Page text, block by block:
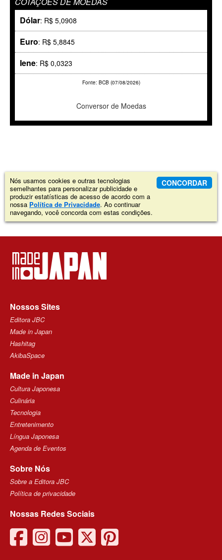
Dólar: R$ 5,0908
Euro: R$ 5,8845
Iene: R$ 0,0323
Fonte: BCB (07/08/2026)
Conversor de Moedas
Nós usamos cookies e outras tecnologias
semelhantes para personalizar publicidade e
produzir estatísticas de acesso de acordo com a
nossa Política de Privacidade. Ao continuar
navegando, você concorda com estas condições.
CONCORDAR
Nossos Sites
Editora JBC
Made in Japan
Hashitag
AkibaSpace
Made in Japan
Cultura Japonesa
Culinária
Tecnologia
Entretenimento
Língua Japonesa
Agenda de Eventos
Sobre Nós
Sobre a Editora JBC
Política de privacidade
Nossas Redes Sociais
facebook
instagram
youtube
twitterpinterest